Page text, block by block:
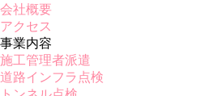
会社概要
アクセス
事業内容
施工管理者派遣
道路インフラ点検